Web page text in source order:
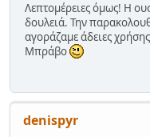
Λεπτομέρειες όμως! Η
δουλειά. Την
αγοράζαμε άδειες
Μπράβο
denispyr